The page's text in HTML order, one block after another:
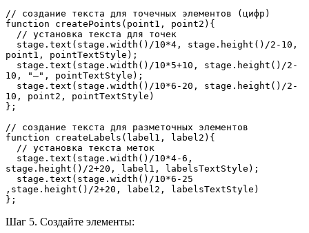
// создание текста для точечных элементов (цифр)
function createPoints(point1, point2){
  // установка текста для точек
point1, pointTextStyle);
10, "–", pointTextStyle);
10, point2, pointTextStyle)
};
// создание текста для разметочных элементов
function createLabels(label1, label2){
  // установка текста меток
stage.height()/2+20, label1, labelsTextStyle);
,stage.height()/2+20, label2, labelsTextStyle)
};
Шаг 5. Создайте элементы: